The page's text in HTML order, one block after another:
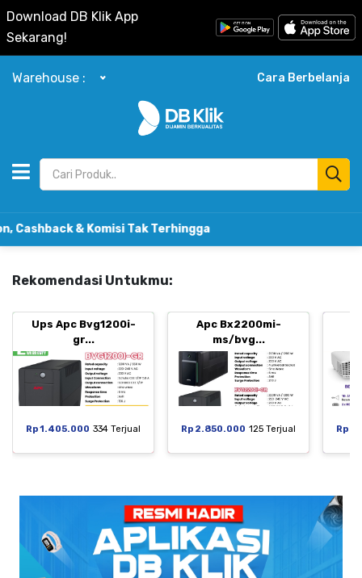
Download DB Klik App
Sekarang!
Warehouse : Cara Berbelanja
& Komisi Tak Terhingga
Rekomendasi Untukmu:
Ups Apc Bvg1200i-
gr...
Rp 1.405.000 334 Terjual
Apc Bx2200mi-
ms/bvg...
Rp 2.850.000 125 Terjual Rp